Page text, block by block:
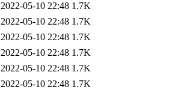
2022-05-10 22:48 1.7K
2022-05-10 22:48 1.7K
2022-05-10 22:48 1.7K
2022-05-10 22:48 1.7K
2022-05-10 22:48 1.7K
2022-05-10 22:48 1.7K